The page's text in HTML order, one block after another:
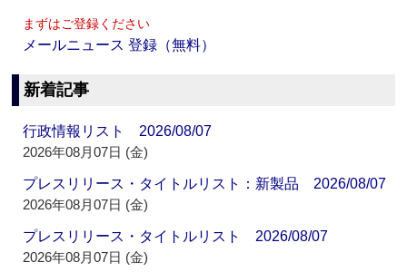
まずはご登録ください
メールニュース 登録（無料）
新着記事
行政情報リスト 2026/08/07
2026年08月07日 (金)
プレスリリース・タイトルリスト：新製品 2026/08/07
2026年08月07日 (金)
プレスリリース・タイトルリスト 2026/08/07
2026年08月07日 (金)